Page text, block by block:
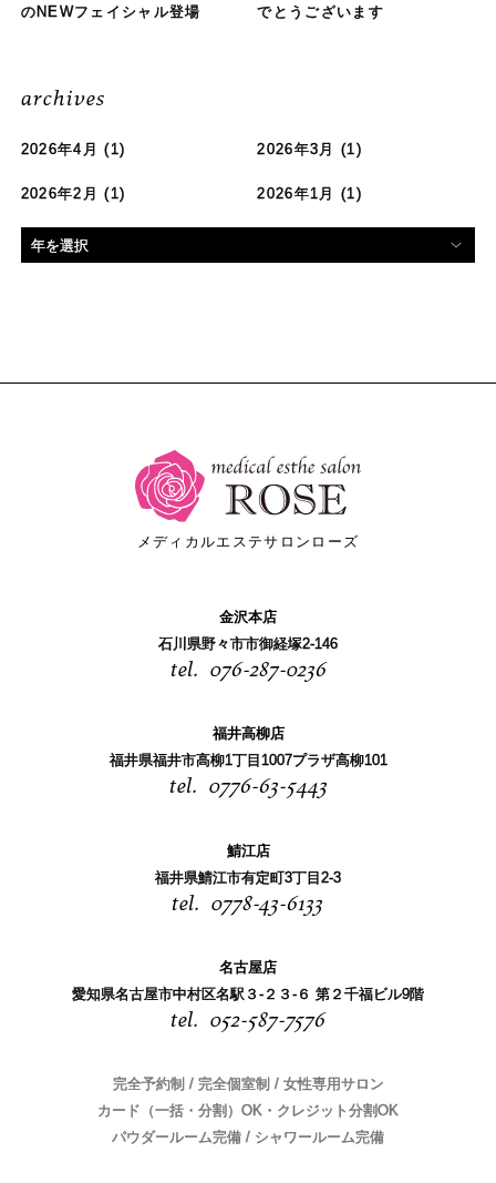
のNEWフェイシャル登場
でとうございます
archives
2026年4月 (1) 2026年3月 (1)
2026年2月 (1) 2026年1月 (1)
メディカルエステサロンローズ
金沢本店
石川県野々市市御経塚2-146
076-287-0236
福井高柳店
福井県福井市高柳1丁目1007プラザ高柳101
0776-63-5443
鯖江店
福井県鯖江市有定町3丁目2-3
0778-43-6133
名古屋店
愛知県名古屋市中村区名駅３-２３-６ 第２千福ビル9階
052-587-7576
完全予約制 / 完全個室制 / 女性専用サロン
カード（一括・分割）OK・クレジット分割OK
パウダールーム完備 / シャワールーム完備